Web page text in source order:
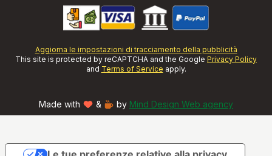
Aggiorna le impostazioni di tracciamento della pubblicità
This site is protected by reCAPTCHA and the Google Privacy Policy
and Terms of Service apply.
Made with & by Mind Design Web agency